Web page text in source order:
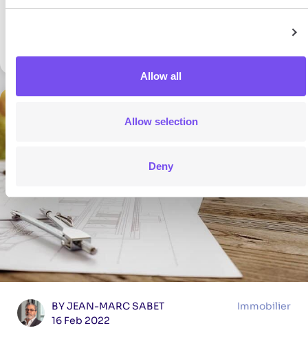
Allow all
Allow selection
Deny
immobilier en devise : 5
BY JEAN-MARC SABET
16 Feb 2022
Immobilier